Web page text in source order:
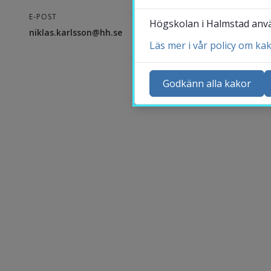
E-POST
niklas.karlsson@hh.se
Högskolan i Halmstad
Läs mer i vår policy om
Godkänn alla kakor